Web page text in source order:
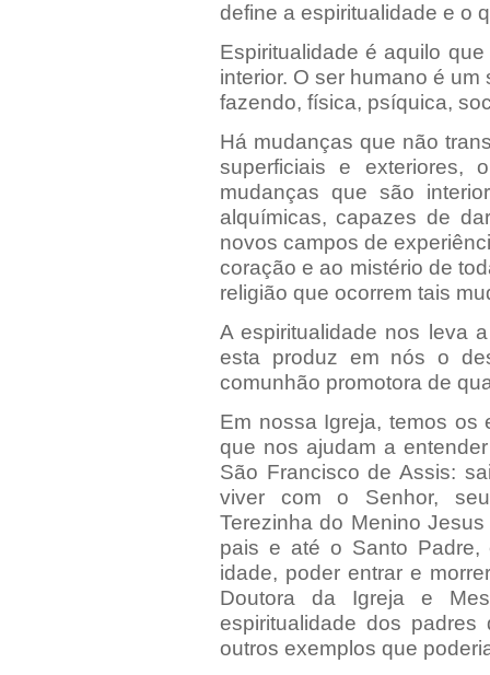
define a espiritualidade e o
Espiritualidade é aquilo
interior. O ser humano é
fazendo, física, psíquica,
Há mudanças que não
superficiais e exteriores,
mudanças que são
alquímicas, capazes de
novos campos de
coração e ao mistério de
religião que ocorrem tais
A espiritualidade nos leva
esta produz em nós o
comunhão promotora de
Em nossa Igreja, temos os
que nos ajudam a
São Francisco de Assis:
viver com o Senhor,
Terezinha do Menino
pais e até o Santo
idade, poder entrar e
Doutora da Igreja e
espiritualidade dos
outros exemplos que